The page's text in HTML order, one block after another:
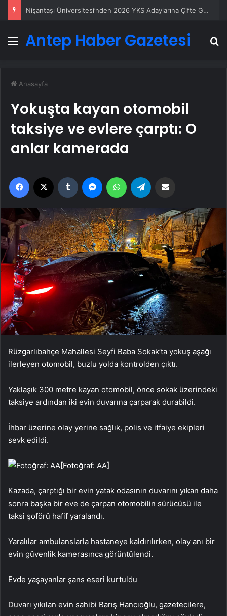
Nişantaşı Üniversitesi’nden 2026 YKS Adaylarına Çifte Güvence: Sabit Ücret ve Kesintisiz Burs
Menü
Antep Haber Gazetesi
Anasayfa
Yokuşta kayan otomobil
taksiye ve evlere çarptı: O
anlar kamerada
Facebook Tumblr MessengerWhatsApp
Rüzgarlıbahçe Mahallesi Seyfi Baba Sokak’ta yokuş aşağı
ilerleyen otomobil, buzlu yolda kontrolden çıktı.
Yaklaşık 300 metre kayan otomobil, önce sokak üzerindeki
taksiye ardından iki evin duvarına çarparak durabildi.
İhbar üzerine olay yerine sağlık, polis ve itfaiye ekipleri
sevk edildi.
[Fotoğraf: AA]
Kazada, çarptığı bir evin yatak odasının duvarını yıkan daha
sonra başka bir eve de çarpan otomobilin sürücüsü ile
taksi şoförü hafif yaralandı.
Yaralılar ambulanslarla hastaneye kaldırılırken, olay anı bir
evin güvenlik kamerasınca görüntülendi.
Evde yaşayanlar şans eseri kurtuldu
Duvarı yıkılan evin sahibi Barış Hancıoğlu, gazetecilere,